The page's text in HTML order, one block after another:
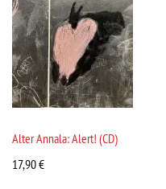
Alter Annala: Alert! (CD)
17,90€